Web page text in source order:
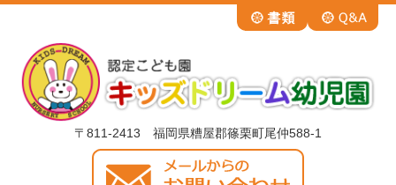
〒811-2413 福岡県糟屋郡篠栗町尾仲588-1